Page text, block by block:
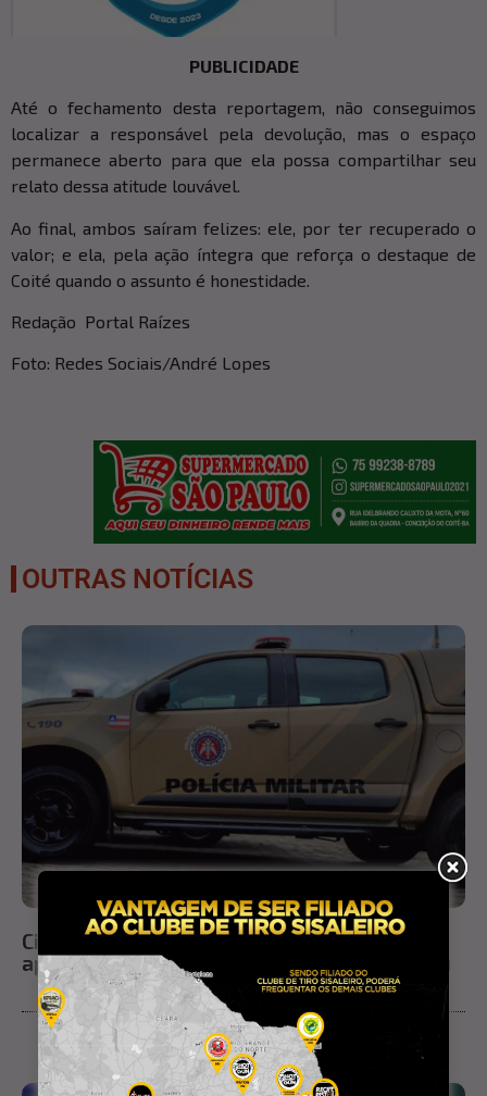
PUBLICIDADE
Até o fechamento desta reportagem, não conseguimos
localizar a responsável pela devolução, mas o espaço
permanece aberto para que ela possa compartilhar seu
relato dessa atitude louvável.
Ao final, ambos saíram felizes: ele, por ter recuperado o
valor; e ela, pela ação íntegra que reforça o destaque de
Coité quando o assunto é honestidade.
Redação Portal Raízes
Foto: Redes Sociais/André Lopes
OUTRAS NOTÍCIAS
Cinco pessoas são conduzidas à delegacia
após ação da PM por uso de drogas em Ichu